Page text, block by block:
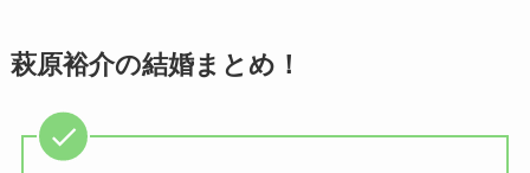
申真衣の旦那・工藤けんの現
子供も調査！
萩原裕介の結婚まとめ！